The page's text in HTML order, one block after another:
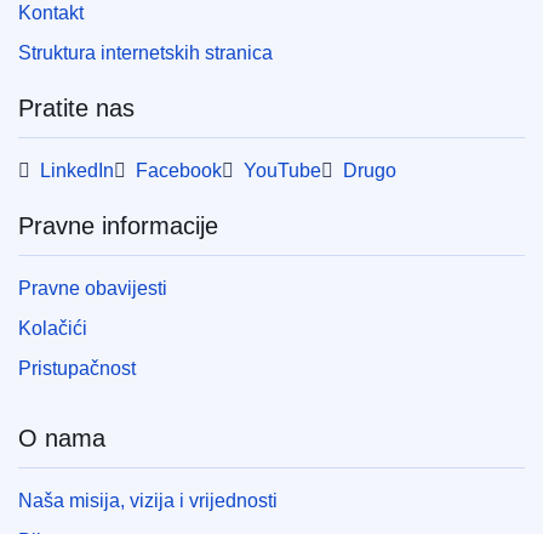
Kontakt
Struktura internetskih stranica
Pratite nas
LinkedIn Facebook YouTube Drugo
Pravne informacije
Pravne obavijesti
Kolačići
Pristupačnost
O nama
Naša misija, vizija i vrijednosti